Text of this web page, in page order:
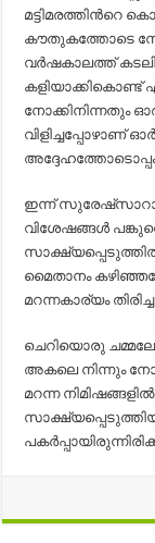
മട്ടിമരത്തിന്‍റെ
കൗതുകത്തോടെ
വര്‍ഷകാലത്ത്
കളിയാക്കികൊണ്ട്
നോക്കിനിന്നതും
വിളിച്ചപ്പോഴാണ്
ഇന്ന്
വിശേഷങ്ങള്‍
മൈതാനം
മറന്നകാര്യം
ചെറിയൊരു
അകലെ നിന്നും
മറന്ന